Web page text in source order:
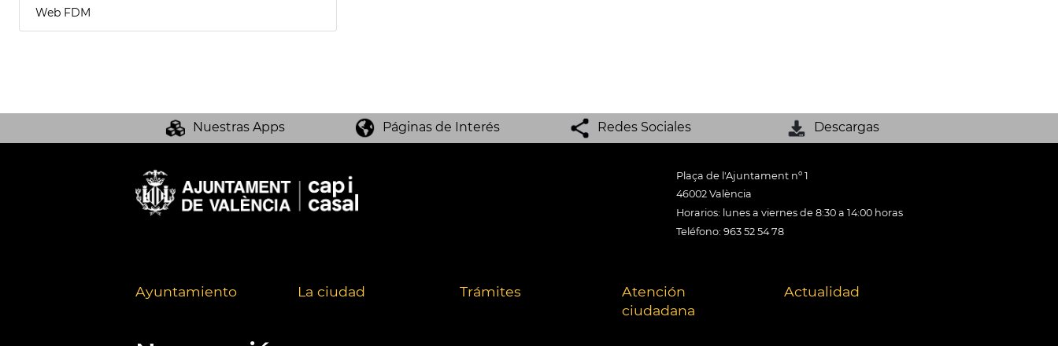
Web FDM
Nuestras Apps Páginas de Interés Redes Sociales Descargas
Plaça de l'Ajuntament nº 1
46002 València
Horarios: lunes a viernes de 8:30 a 14:00 horas
Teléfono: 963 52 54 78
Ayuntamiento La ciudad Trámites
Atención
ciudadana
Actualidad